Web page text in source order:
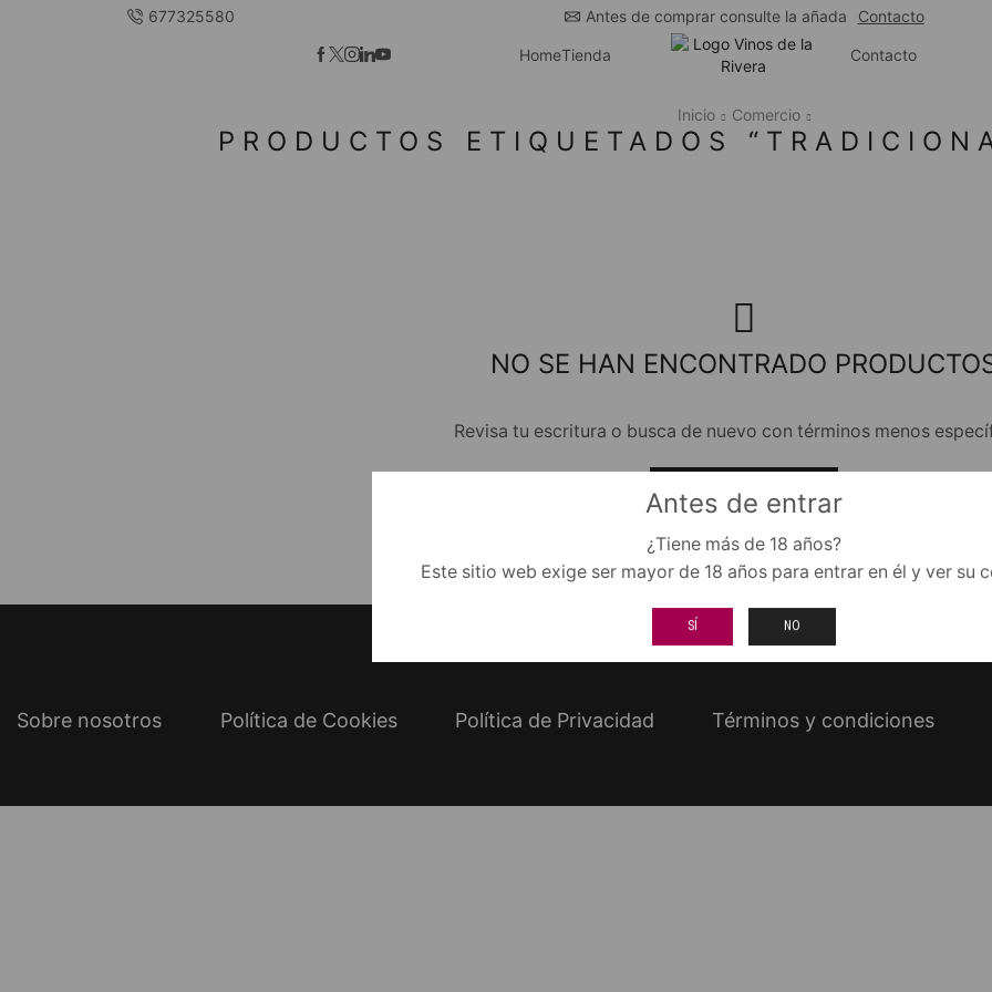
Antes de entrar
¿Tiene más de 18 años?
Este sitio web exige ser mayor de 18 años para entrar en él y ver su
SÍ NO
677325580 Antes de comprar consulte la añada Contacto
HomeTienda Contacto
Inicio Comercio
PRODUCTOS ETIQUETADOS
NO SE HAN ENCONTRADO
Revisa tu escritura o busca de nuevo con términos menos
Sobre nosotros Política de Cookies Política de Privacidad Términos y condiciones